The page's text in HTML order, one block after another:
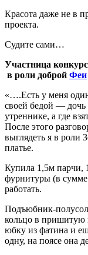
Красота даже не в
проекта.
Судите сами…
Участница
в роли доброй Феи
«….Есть у меня
своей бедой —
утреннике, а где
После этого
выглядеть я в роли
платье.
Купила 1,5м парчи,
фурнитуры (в сумме
работать.
Подъюбник-
кольцо в пришитую
юбку из фатина и
одну, на поясе она